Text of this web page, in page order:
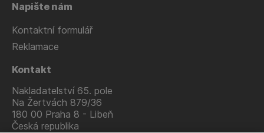
Napište nám
Kontaktní formulář
Reklamace
Kontakt
Nakladatelství 65. pole
Na Žertvách 879/36
180 00 Praha 8 - Libeň
Česká republika